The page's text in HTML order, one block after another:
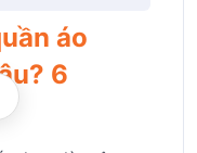
áo
6